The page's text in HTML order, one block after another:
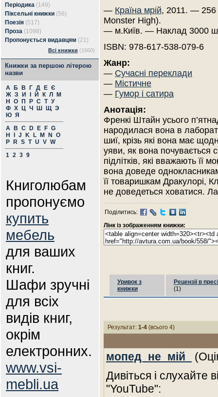
Періодика (149)
Піксельні книжки (56)
Поезія (517)
Проза (1098)
Пропонується видавцям (21)
Всі книжки (1660)
Книжки за першою літерою
назви
А Б В Г Д Е Є
Ж З И Й К Л
М
Н
О П Р С Т У
Ф Х Ц Ч Ш Щ Э
Ю Я
A
B C D E F G
H
J K L M N
O
P
R S T U V W
1 2 3 9
Книголюбам
пропонуємо
купить
мебель
для ваших
книг.
Шафи зручні
для всіх
видів книг,
окрім
електронних.
www.vsi-
mebli.ua
— Країна мрій, 2011. —
Monster High).
— м.Київ. — Наклад 3000
ISBN: 978-617-538-079-6
Жанр:
— Сучасні переклади
— Містичне
— Гумор і сатира
Анотація:
Френкі Штайн усього
народилася вона в
шиї, крізь які вона має
уяви, як вона почувається
підлітків, які вважають її
вона доведе
її товаришкам Дракулорі,
не доведеться ховатися.
Поділитись:
Лінк із зображенням книжки:
Уривок з
книжки
Рецензії в пресі
(1)
Результат: 1-4 (всього 4)
мопед_не_мій_
Дивіться і слухайте
"YouTube":